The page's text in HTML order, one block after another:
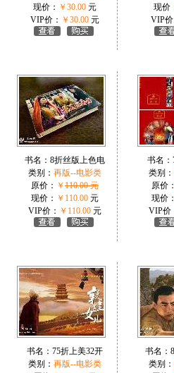
现价： ￥30.00 元
VIP价： ￥30.00 元
现价
VIP价
书名： 8折丝版上色电
类别： 再版--电影类
原价： ￥ 110.00 元
现价： ￥110.00 元
VIP价： ￥110.00 元
书名：
类别：
原价：
现价：
VIP价
书名： 75折上美32开
类别： 再版--电影类
书名：
类别：